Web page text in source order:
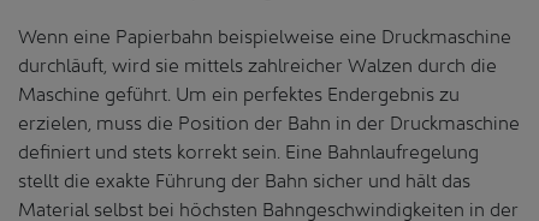
Wenn eine Papierbahn beispielweise eine Druckmaschine
durchläuft, wird sie mittels zahlreicher Walzen durch die
Maschine geführt. Um ein perfektes Endergebnis zu
erzielen, muss die Position der Bahn in der Druckmaschine
definiert und stets korrekt sein. Eine Bahnlaufregelung
stellt die exakte Führung der Bahn sicher und hält das
Material selbst bei höchsten Bahngeschwindigkeiten in der